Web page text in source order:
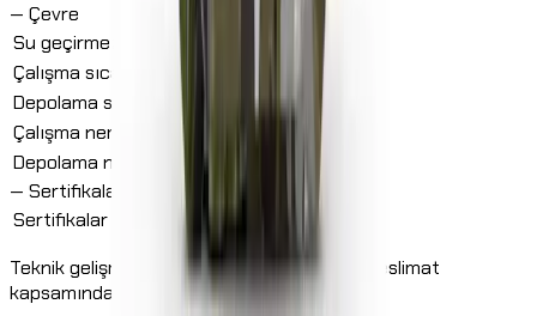
— Çevre
Su geçirmez
IP66
Çalışma sıcaklığı
–20 °C ile +55 °C arası
Depolama sıcaklığı
–25 °C ile +60 °C arası
Çalışma nemi
%5 – %90
Depolama nemi
%40 – %60
— Sertifikalar
Sertifikalar
FCC, CE, RoHS, IP66
Teknik gelişmeye hizmet eden tasarım ve teslimat
kapsamındaki değişiklik hakkı saklıdır.